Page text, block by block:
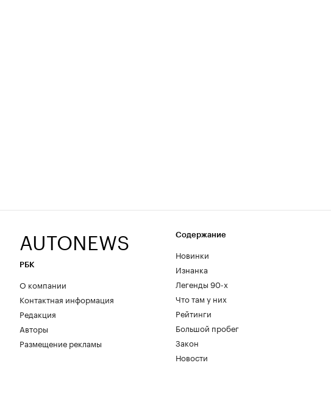
AUTONEWS
РБК
О компании
Контактная информация
Редакция
Авторы
Размещение рекламы
Содержание
Новинки
Изнанка
Легенды 90-х
Что там у них
Рейтинги
Большой пробег
Закон
Новости